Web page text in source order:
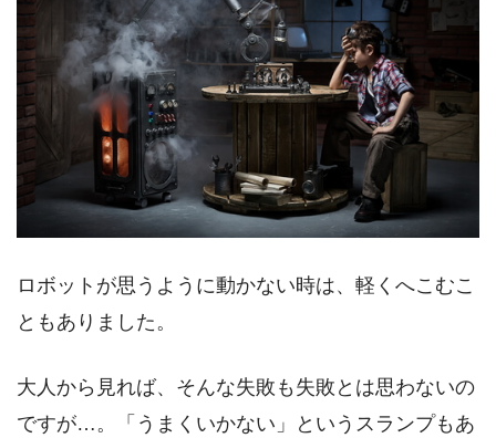
ロボットが思うように動かない時は、軽くへこむこ
ともありました。
大人から見れば、そんな失敗も失敗とは思わないの
ですが…。「うまくいかない」というスランプもあ